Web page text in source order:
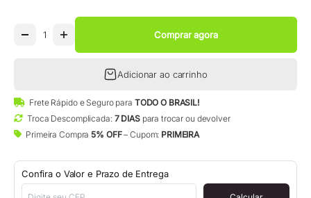
Comprar agora
Adicionar ao carrinho
Frete Rápido e Seguro para TODO O BRASIL!
Troca Descomplicada: 7 DIASpara trocar ou devolver
Primeira Compra5% OFF– Cupom: PRIMEIRA
Confira o Valor e Prazo de Entrega